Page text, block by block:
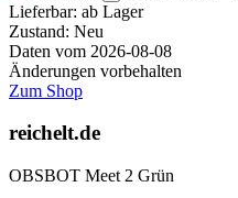
Lieferbar: ab Lager
Zustand: Neu
Daten vom 2026-08-08
Änderungen vorbehalten
Zum Shop
reichelt.de
OBSBOT Meet 2 Grün